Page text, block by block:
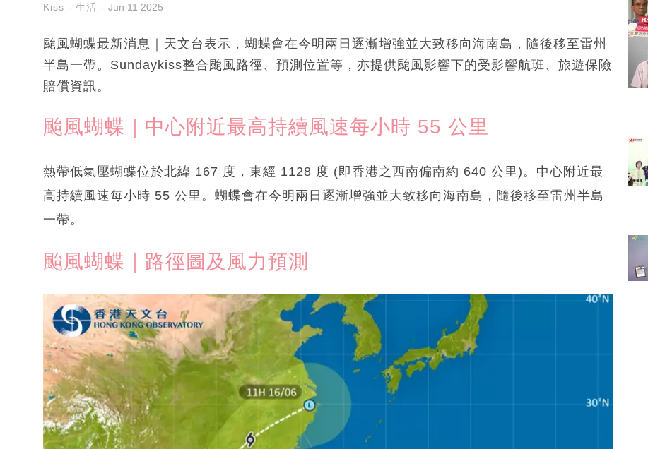
Kiss - 生活 Jun 11 2025
颱風蝴蝶最新消息｜天文台表示，蝴蝶會在今明兩日逐漸增強並大致移向海南島，隨後移至雷州
半島一帶。Sundaykiss整合颱風路徑、預測位置等，亦提供颱風影響下的受影響航班、旅遊保險
賠償資訊。
颱風蝴蝶｜中心附近最高持續風速每小時 55 公里
熱帶低氣壓蝴蝶位於北緯 167 度，東經 1128 度 (即香港之西南偏南約 640 公里)。中心附近最
高持續風速每小時 55 公里。蝴蝶會在今明兩日逐漸增強並大致移向海南島，隨後移至雷州半島
一帶。
颱風蝴蝶｜路徑圖及風力預測